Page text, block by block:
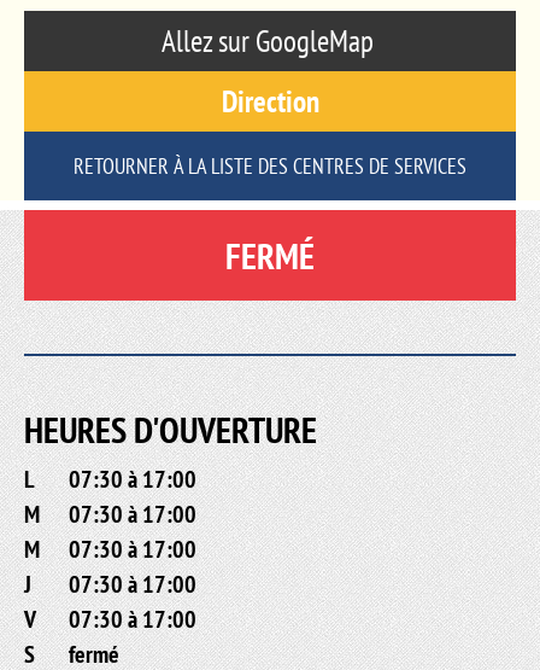
Allez sur GoogleMap
Direction
RETOURNER À LA LISTE DES CENTRES DE SERVICES
FERMÉ
HEURES D'OUVERTURE
L
07:30 à 17:00
M
07:30 à 17:00
M
07:30 à 17:00
J
07:30 à 17:00
V
07:30 à 17:00
S
fermé